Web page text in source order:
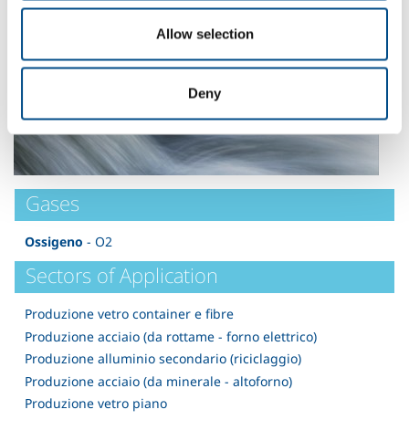
Allow selection
Deny
Gases
Ossigeno - O2
Sectors of Application
Produzione vetro container e fibre
Produzione acciaio (da rottame - forno elettrico)
Produzione alluminio secondario (riciclaggio)
Produzione acciaio (da minerale - altoforno)
Produzione vetro piano